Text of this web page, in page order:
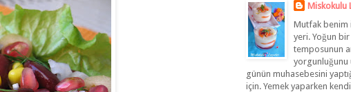
Miskokulu
Mutfak benim
yeri. Yoğun bir
temposunun
yorgunluğunu
günün muhasebesini
için. Yemek yaparken